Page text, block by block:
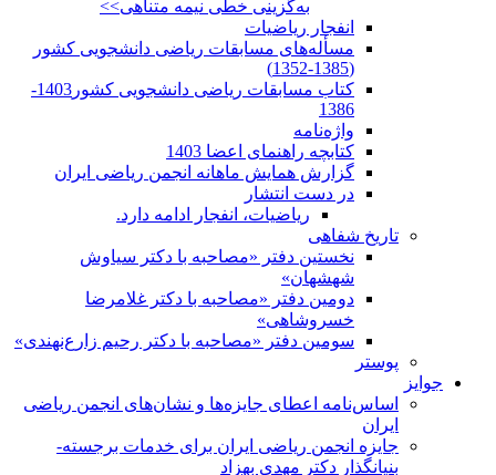
به‌گزینی خطی نیمه متناهی>>
انفجار ریاضیات
مسأله‌های مسابقات ریاضی دانشجویی کشور
(1385-1352)
کتاب مسابقات ریاضی دانشجویی کشور1403-
1386
واژه‌نامه
کتابچه راهنمای اعضا 1403
گزارش همایش ماهانه انجمن ریاضی ایران
در دست انتشار
ریاضیات، انفجار ادامه دارد.
تاریخ شفاهی
نخستین دفتر «مصاحبه با دکتر سیاوش
شهشهان»
دومین دفتر «مصاحبه با دکتر غلامرضا
خسروشاهی»
سومین دفتر «مصاحبه با دکتر رحیم زارع‌نهندی»
پوستر
جوایز
اساس‌نامه اعطای جایزه‌ها و نشان‌های انجمن ریاضی
ایران
جایزه انجمن ریاضی ایران برای خدمات برجسته-
بنیانگذار دکتر مهدی بهزاد